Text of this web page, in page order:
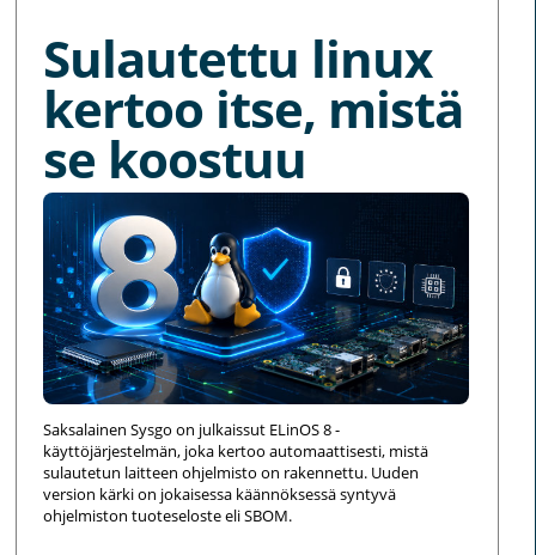
Sulautettu linux
kertoo itse, mistä
se koostuu
Saksalainen Sysgo on julkaissut ELinOS 8 -
käyttöjärjestelmän, joka kertoo automaattisesti, mistä
sulautetun laitteen ohjelmisto on rakennettu. Uuden
version kärki on jokaisessa käännöksessä syntyvä
ohjelmiston tuoteseloste eli SBOM.